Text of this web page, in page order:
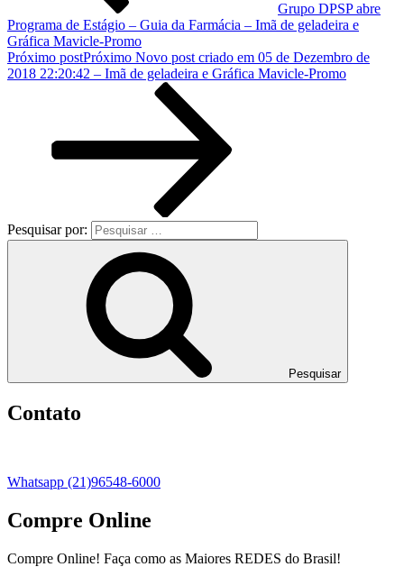
Grupo DPSP abre
Programa de Estágio – Guia da Farmácia – Imã de geladeira e
Gráfica Mavicle-Promo
Próximo postPróximo Novo post criado em 05 de Dezembro de
2018 22:20:42 – Imã de geladeira e Gráfica Mavicle-Promo
Pesquisar por:
Pesquisar
Contato
Whatsapp (21)96548-6000
Compre Online
Compre Online! Faça como as Maiores REDES do Brasil!